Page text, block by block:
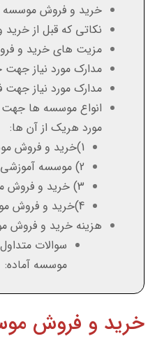
خرید و فروش موسسه
نکاتی که قبل از
مزیت های خرید و
مدارک مورد نیاز
مدارک مورد نیاز
انواع موسسه ها
مورد هریک از آن ها:
1)خرید و فروش موسسه با سابقه ثبتی بالا:
2) موسسه آموزشی و پژوهشی:
3) خرید و فروش موسسه خیریه:
4)خرید و فروش موسسه حقوقی:
هزینه خرید و فروش
سوالات
موسسه آماده:
خرید و فروش